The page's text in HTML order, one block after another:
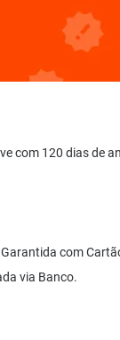
com 120 dias de
com
via Banco.